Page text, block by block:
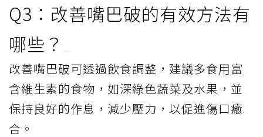
Q3：改善嘴巴破的有效方法有
哪些？
改善嘴巴破可透過飲食調整，建議多食用富
含維生素的食物，如深綠色蔬菜及水果，並
保持良好的作息，減少壓力，以促進傷口癒
合。